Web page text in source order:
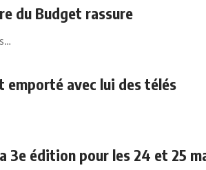
du Budget rassure
emporté avec lui des télés
3e édition pour les 24 et 25